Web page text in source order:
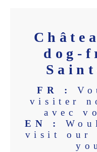
dog-
FR :
visiter
avec
EN :
visit our